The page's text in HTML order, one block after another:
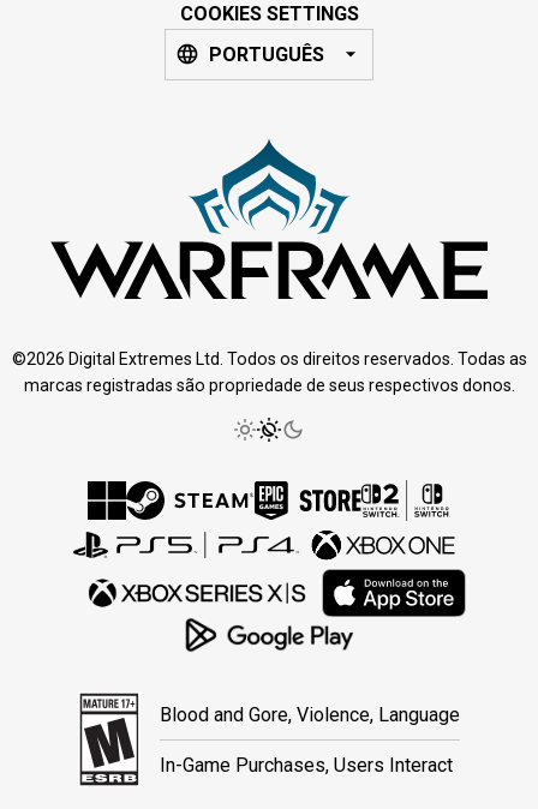
COOKIES SETTINGS
PORTUGUÊS
©2026 Digital Extremes Ltd. Todos os direitos reservados. Todas as
marcas registradas são propriedade de seus respectivos donos.
Blood and Gore, Violence, Language
In-Game Purchases, Users Interact